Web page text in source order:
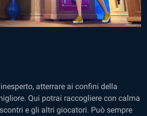
atterrare ai confini della
Qui potrai raccogliere con calma
e gli altri giocatori. Può sempre